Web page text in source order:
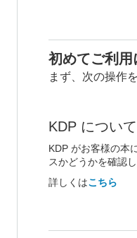
初めてご利用
まず、次の操作
KDP について
KDP がお客様の本
スかどうかを確認
詳しくはこちら